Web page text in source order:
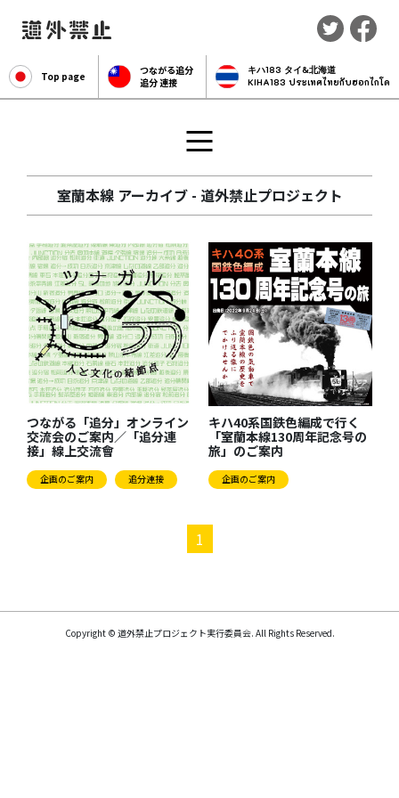
Top page
つながる追分
追分 連接
キハ183 タイ&北海道
KIHA183 ประเทศไทยกับฮอกไกโด
室蘭本線 アーカイブ - 道外禁止プロジェクト
つながる「追分」オンライン
交流会のご案内／「追分連
接」線上交流會
企画のご案内 追分連接
キハ40系国鉄色編成で行く
「室蘭本線130周年記念号の
旅」のご案内
企画のご案内
1
Copyright © 道外禁止プロジェクト実行委員会. All Rights Reserved.